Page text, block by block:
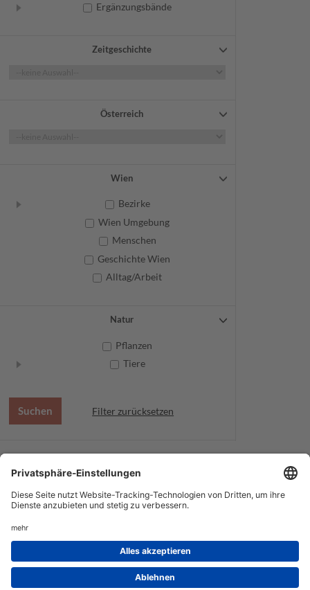
Ergänzungsbände
Zeitgeschichte
Österreich
Wien
Bezirke
Wien Umgebung
Menschen
Geschichte Wien
Alltag/Arbeit
Natur
Pflanzen
Tiere
Filter zurücksetzen
Datenschutz
Service